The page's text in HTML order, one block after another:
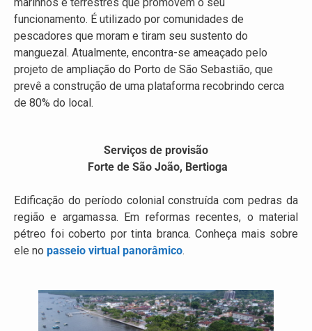
funcionamento. É utilizado por comunidades de
pescadores que moram e tiram seu sustento do
manguezal. Atualmente, encontra-se ameaçado pelo
projeto de ampliação do Porto de São Sebastião, que
prevê a construção de uma plataforma recobrindo cerca
de 80% do local.
Serviços de provisão
Forte de São João, Bertioga
Edificação do período colonial construída com pedras da
região e argamassa. Em reformas recentes, o material
pétreo foi coberto por tinta branca. Conheça mais sobre
ele no passeio virtual panorâmico.